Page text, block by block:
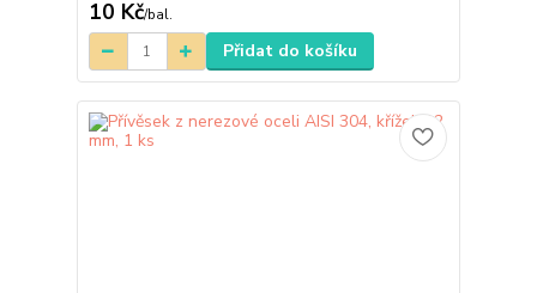
10 Kč/bal.
Přidat do košíku